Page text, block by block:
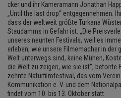
cker und ihr Kameramann Jonathan
„Until the last drop“ entgegennehmen.
dass der weltweit größte Turkana
Staudamms in Gefahr ist. „Die
unseres neunten Festivals, weil es
erleben, wie unsere Filmemacher in der
Welt unterwegs sind, keine Mühen,
die Welt zu zeigen, wie sie ist“, betonte
zehnte Naturfilmfestival, das vom
Kommunikation e. V. und dem
findet vom 10. bis 13. Oktober statt.